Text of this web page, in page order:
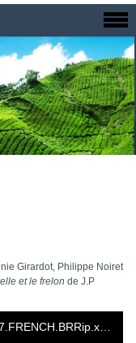
Girardot, Philippe Noiret
et le frelon de J.P